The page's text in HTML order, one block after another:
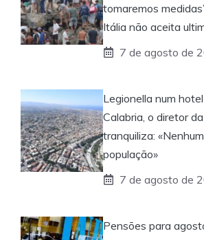
tomaremos
Itália não aceita
7 de agosto de
Legionella num
Calabria, o diretor
tranquiliza:
população»
7 de agosto de
Pensões para